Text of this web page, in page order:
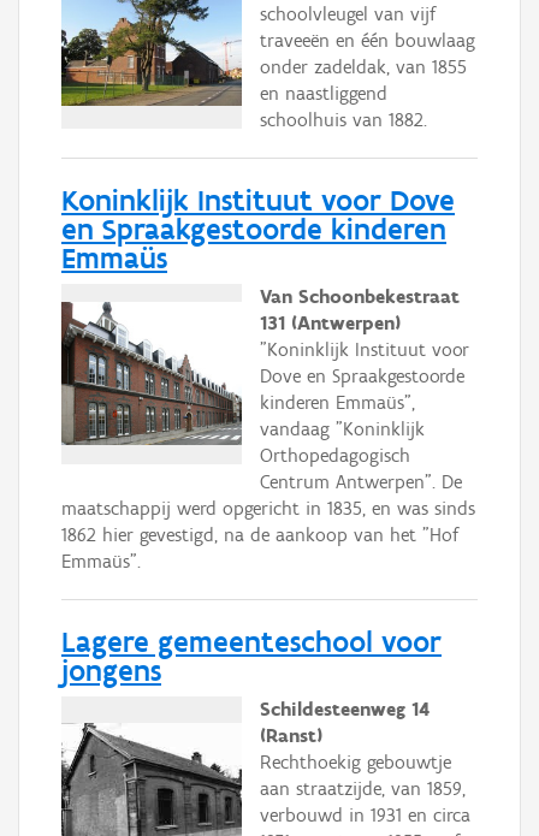
schoolvleugel van vijf
traveeën en één bouwlaag
onder zadeldak, van 1855
en naastliggend
schoolhuis van 1882.
Koninklijk Instituut voor Dove
en Spraakgestoorde kinderen
Emmaüs
Van Schoonbekestraat
131 (Antwerpen)
"Koninklijk Instituut voor
Dove en Spraakgestoorde
kinderen Emmaüs",
vandaag "Koninklijk
Orthopedagogisch
Centrum Antwerpen". De
maatschappij werd opgericht in 1835, en was sinds
1862 hier gevestigd, na de aankoop van het "Hof
Emmaüs".
Lagere gemeenteschool voor
jongens
Schildesteenweg 14
(Ranst)
Rechthoekig gebouwtje
aan straatzijde, van 1859,
verbouwd in 1931 en circa